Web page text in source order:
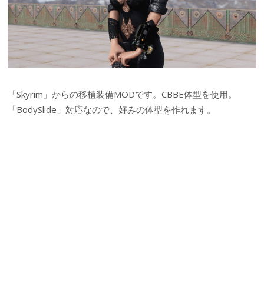
「Skyrim」からの移植装備MODです。CBBE体型を使用。
「BodySlide」対応なので、好みの体型を作れます。